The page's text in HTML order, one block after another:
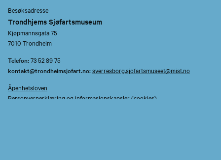
Besøksadresse
Trondhjems Sjøfartsmuseum
Kjøpmannsgata 75
7010 Trondheim
Telefon:73 52 89 75
kontakt@trondheimsjofart.no:sverresborg.sjofartsmuseet@mist.no
Åpenhetsloven
Personvernerklæring og informasjonskapsler (cookies)